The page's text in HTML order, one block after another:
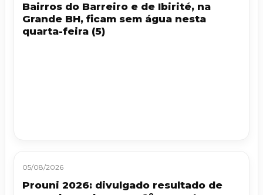
Bairros do Barreiro e de Ibirité, na
Grande BH, ficam sem água nesta
quarta-feira (5)
05/08/2026
Prouni 2026: divulgado resultado de